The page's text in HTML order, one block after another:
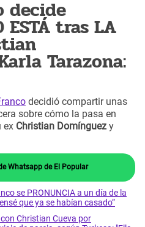
decide
ESTÁ tras LA
Tarazona:
decidió compartir unas
sobre cómo la pasa en
ex Christian Domínguez y
Whatsapp de El Popular
se PRONUNCIA a un día de la
que ya se habían casado”
Christian Cueva por